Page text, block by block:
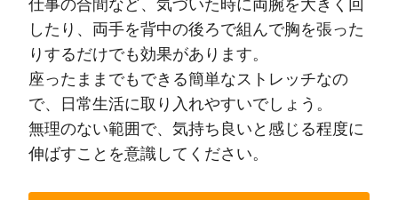
仕事の合間など、気づいた時に両腕を大きく回
したり、両手を背中の後ろで組んで胸を張った
りするだけでも効果があります。
座ったままでもできる簡単なストレッチなの
で、日常生活に取り入れやすいでしょう。
無理のない範囲で、気持ち良いと感じる程度に
伸ばすことを意識してください。